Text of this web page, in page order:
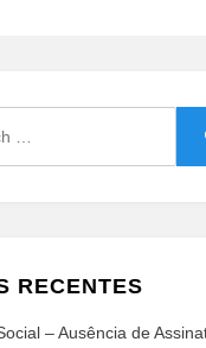
RECENTES
– Ausência de